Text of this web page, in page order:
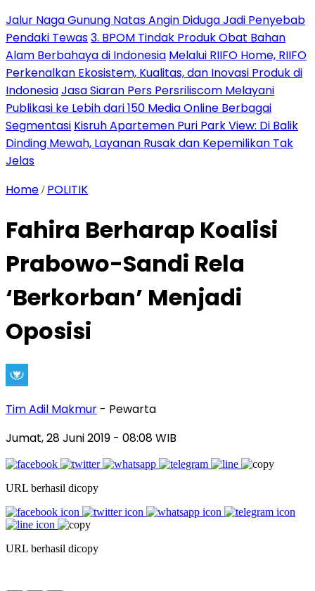
Jalur Naga Gunung Natas Angin Diduga Jadi Penyebab
Pendaki Tewas3. BPOM Tindak Produk Obat Bahan
Alam Berbahaya di Indonesia Melalui RIIFO Home, RIIFO
Perkenalkan Ekosistem, Kualitas, dan Inovasi Produk di
IndonesiaJasa Siaran Pers Persriliscom Melayani
Publikasi ke Lebih dari 150 Media Online Berbagai
Segmentasi Kisruh Apartemen Puri Park View: Di Balik
Dinding Mewah, Layanan Rusak dan Kepemilikan Tak
Jelas
Home / POLITIK
Fahira Berharap Koalisi
Prabowo-Sandi Rela
‘Berkorban’ Menjadi
Oposisi
Tim Adil Makmur - Pewarta
Jumat, 28 Juni 2019 - 08:08 WIB
URL berhasil dicopy
URL berhasil dicopy